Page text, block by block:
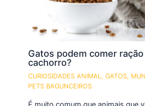
Gatos podem comer ração
cachorro?
CURIOSIDADES ANIMAL ,GATOS,
PETS BAGUNCEIROS